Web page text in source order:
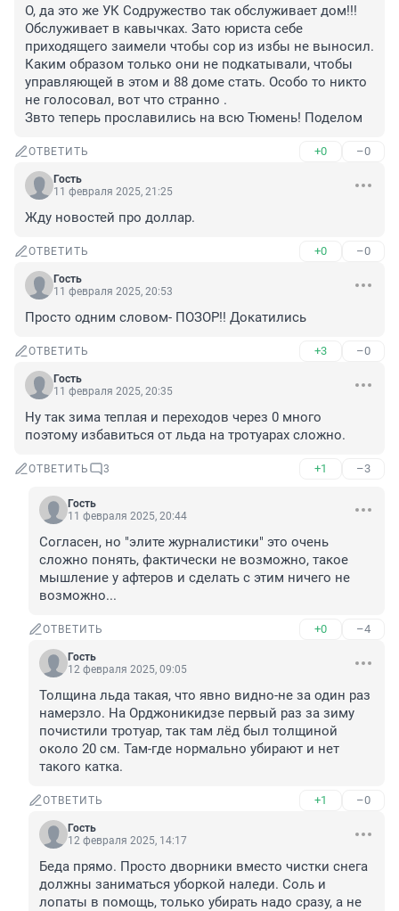
О, да это же УК Содружество так обслуживает дом!!!
Обслуживает в кавычках. Зато юриста себе
приходящего заимели чтобы сор из избы не выносил.
Каким образом только они не подкатывали, чтобы
управляющей в этом и 88 доме стать. Особо то никто
не голосовал, вот что странно .
Звто теперь прославились на всю Тюмень! Поделом
ОТВЕТИТЬ +0 –0
Гость
11 февраля 2025, 21:25
Жду новостей про доллар.
ОТВЕТИТЬ +0 –0
Гость
11 февраля 2025, 20:53
Просто одним словом- ПОЗОР!! Докатились
ОТВЕТИТЬ +3 –0
Гость
11 февраля 2025, 20:35
Ну так зима теплая и переходов через 0 много
поэтому избавиться от льда на тротуарах сложно.
ОТВЕТИТЬ 3 +1 –3
Гость
11 февраля 2025, 20:44
Согласен, но "элите журналистики" это очень
сложно понять, фактически не возможно, такое
мышление у афтеров и сделать с этим ничего не
возможно...
ОТВЕТИТЬ +0 –4
Гость
12 февраля 2025, 09:05
Толщина льда такая, что явно видно-не за один раз
намерзло. На Орджоникидзе первый раз за зиму
почистили тротуар, так там лёд был толщиной
около 20 см. Там-где нормально убирают и нет
такого катка.
ОТВЕТИТЬ +1 –0
Гость
12 февраля 2025, 14:17
Беда прямо. Просто дворники вместо чистки снега
должны заниматься уборкой наледи. Соль и
лопаты в помощь, только убирать надо сразу, а не